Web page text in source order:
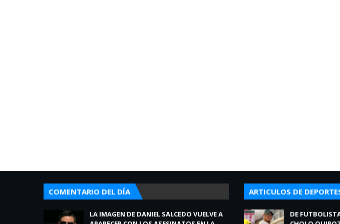
COMENTARIO DEL DÍA
LA IMAGEN DE DANIEL SALCEDO VUELVE A
ARTICULOS DE
DE